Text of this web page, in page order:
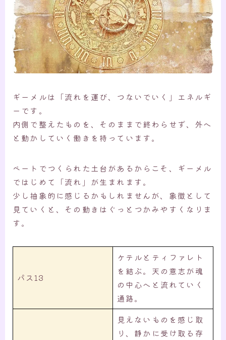
ギーメルは「流れを運び、つないでいく」エネルギ
ーです。
内側で整えたものを、そのままで終わらせず、外へ
と動かしていく働きを持っています。
ベートでつくられた土台があるからこそ、ギーメル
ではじめて「流れ」が生まれます。
少し抽象的に感じるかもしれませんが、象徴として
見ていくと、その動きはぐっとつかみやすくなりま
す。
パス13
ケテルとティファレト
を結ぶ。天の意志が魂
の中心へと流れていく
通路。
見えないものを感じ取
り、静かに受け取る存